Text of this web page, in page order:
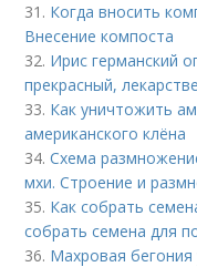
31. Когда вносить
Внесение компоста
32. Ирис германский
прекрасный,
33. Как уничтожить
американского клёна
34.Схема
мхи. Строение и
35. Как собрать
собрать семена для
36. Махровая бегония